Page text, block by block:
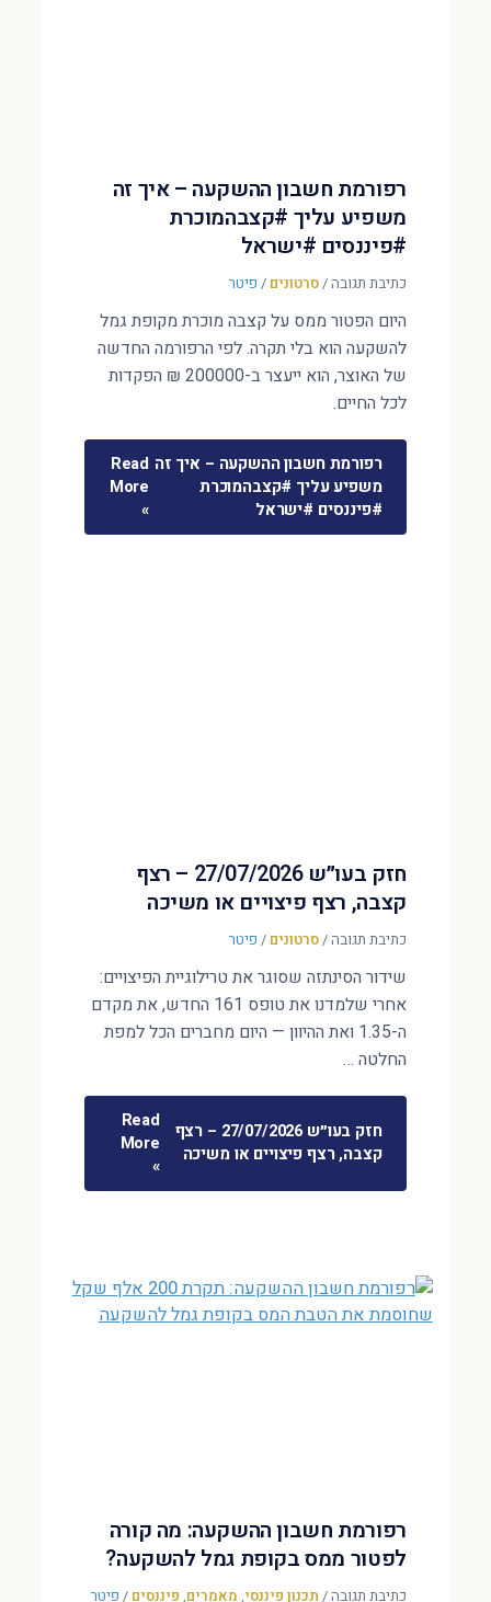
רפורמת חשבון ההשקעה – איך זה
משפיע עליך #קצבהמוכרת
#פיננסים #ישראל
כתיבת תגובה/סרטונים / פיטר
היום הפטור ממס על קצבה מוכרת מקופת גמל
להשקעה הוא בלי תקרה. לפי הרפורמה החדשה
של האוצר, הוא ייעצר ב-200000 ₪ הפקדות
לכל החיים.
רפורמת חשבון ההשקעה – איך זה
משפיע עליך #קצבהמוכרת
#פיננסים #ישראל
Read
More
»
חזק בעו״ש 27/07/2026 – רצף
קצבה, רצף פיצויים או משיכה
כתיבת תגובה/סרטונים / פיטר
שידור הסינתזה שסוגר את טרילוגיית הפיצויים:
אחרי שלמדנו את טופס 161 החדש, את מקדם
ה-1.35 ואת ההיוון — היום מחברים הכל למפת
החלטה …
חזק בעו״ש 27/07/2026 – רצף
קצבה, רצף פיצויים או משיכה
Read
More
»
רפורמת חשבון ההשקעה: מה קורה
לפטור ממס בקופת גמל להשקעה?
כתיבת תגובה/ תכנון פיננסי, מאמרים, פיננסים / פיטר